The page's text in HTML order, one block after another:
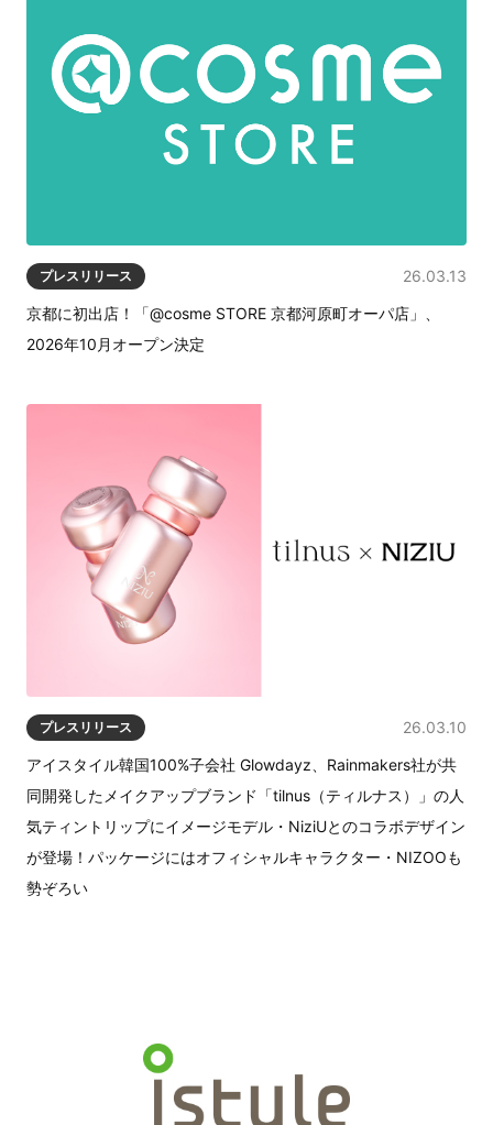
プレスリリース
26.03.13
京都に初出店！「@cosme STORE 京都河原町オーパ店」、
2026年10月オープン決定
プレスリリース
26.03.10
アイスタイル韓国100%子会社 Glowdayz、Rainmakers社が共
同開発したメイクアップブランド「tilnus（ティルナス）」の人
気ティントリップにイメージモデル・NiziUとのコラボデザイン
が登場！パッケージにはオフィシャルキャラクター・NIZOOも
勢ぞろい